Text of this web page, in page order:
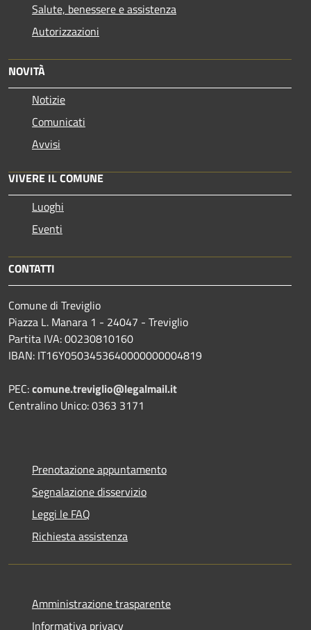
Salute, benessere e assistenza
Autorizzazioni
NOVITÀ
Notizie
Comunicati
Avvisi
VIVERE IL COMUNE
Luoghi
Eventi
CONTATTI
Comune di Treviglio
Piazza L. Manara 1 - 24047 - Treviglio
Partita IVA: 00230810160
IBAN: IT16Y0503453640000000004819
PEC:comune.treviglio@legalmail.it
Centralino Unico: 0363 3171
Prenotazione appuntamento
Segnalazione disservizio
Leggi le FAQ
Richiesta assistenza
Amministrazione trasparente
Informativa privacy